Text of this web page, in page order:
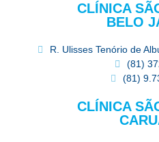
CLÍNICA
BELO
R. Ulisses Tenório de
(81)
(81)
CLÍNICA